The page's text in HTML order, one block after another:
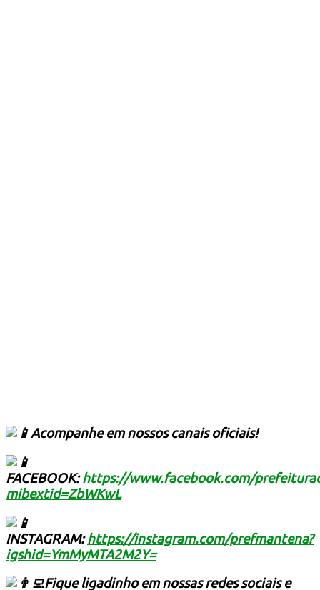
Acompanhe em nossos canais oficiais!
FACEBOOK:https://www.facebook.com/
mibextid=ZbWKwL
INSTAGRAM:https://instagram.com/prefmantena?
igshid=YmMyMTA2M2Y=
Fique ligadinho em nossas redes sociais e